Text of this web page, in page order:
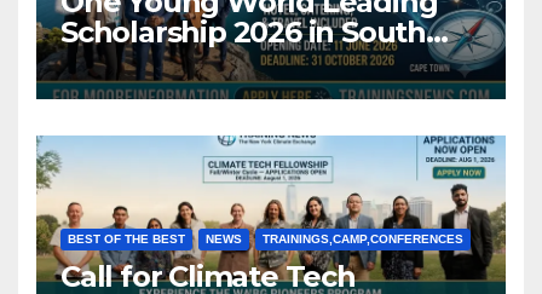
Scholarship 2026 in South
Africa (Fully Funded)
BEST OF THE BEST NEWS TRAININGS,CAMP,CONFERENCES
Call for Climate Tech